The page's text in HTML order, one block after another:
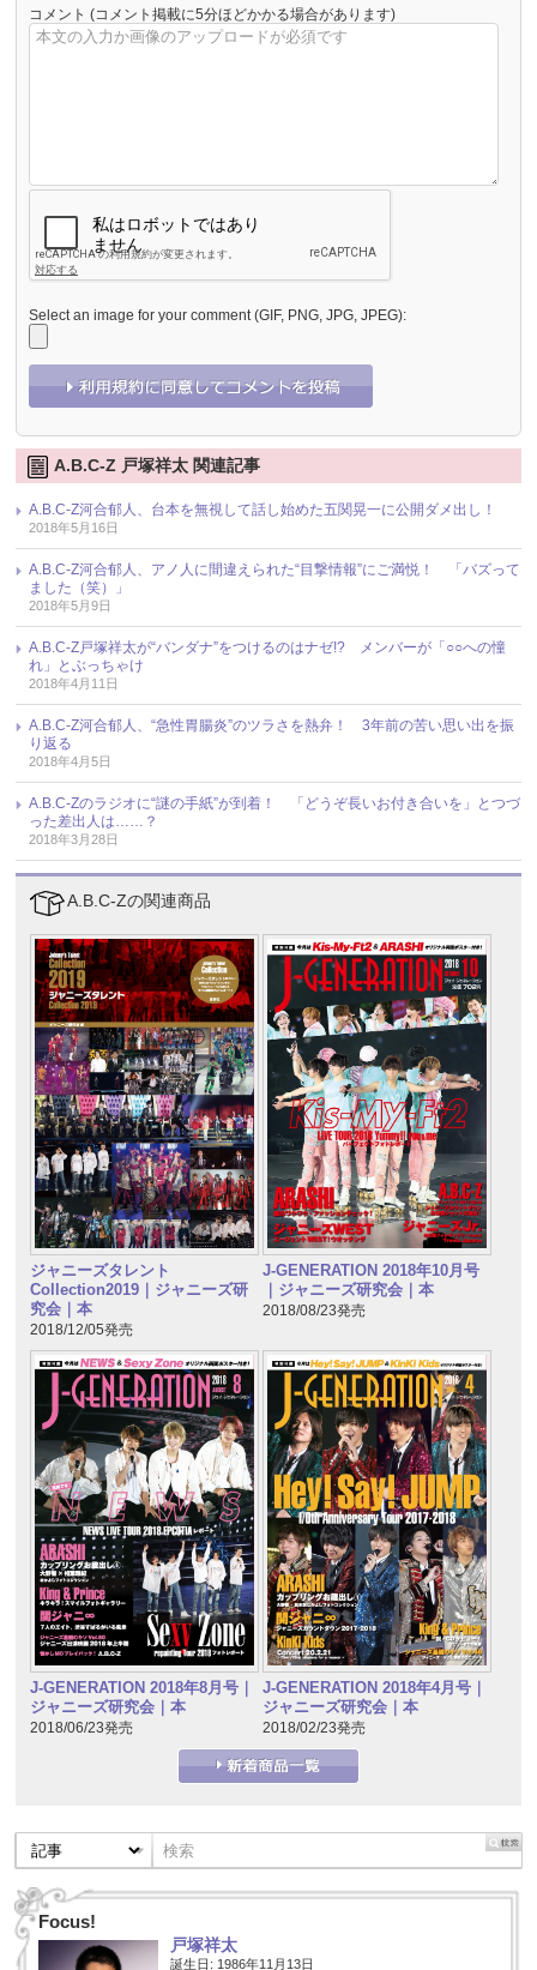
コメント (コメント掲載に5分ほどかかる場合があります)
Select an image for your comment (GIF, PNG, JPG, JPEG):
A.B.C-Z 戸塚祥太 関連記事
A.B.C-Z河合郁人、台本を無視して話し始めた五関晃一に公開ダメ出し！
2018年5月16日
A.B.C-Z河合郁人、アノ人に間違えられた“目撃情報”にご満悦！ 「バズって
ました（笑）」
2018年5月9日
A.B.C-Z戸塚祥太が“バンダナ”をつけるのはナゼ!? メンバーが「○○への憧
れ」とぶっちゃけ
2018年4月11日
A.B.C-Z河合郁人、“急性胃腸炎”のツラさを熱弁！ 3年前の苦い思い出を振
り返る
2018年4月5日
A.B.C-Zのラジオに“謎の手紙”が到着！ 「どうぞ長いお付き合いを」とつづ
った差出人は……？
2018年3月28日
A.B.C-Zの関連商品
ジャニーズタレント
Collection2019｜ジャニーズ研
究会｜本
2018/12/05発売
J-GENERATION 2018年10月号
｜ジャニーズ研究会｜本
2018/08/23発売
J-GENERATION 2018年8月号｜
ジャニーズ研究会｜本
2018/06/23発売
J-GENERATION 2018年4月号｜
ジャニーズ研究会｜本
2018/02/23発売
Focus!
戸塚祥太
誕生日: 1986年11月13日